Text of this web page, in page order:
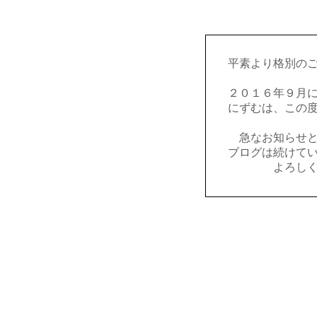
平素より格別の
２０１６年９月
にずむは、この
急なお知らせ
ブログは続けて
よろし